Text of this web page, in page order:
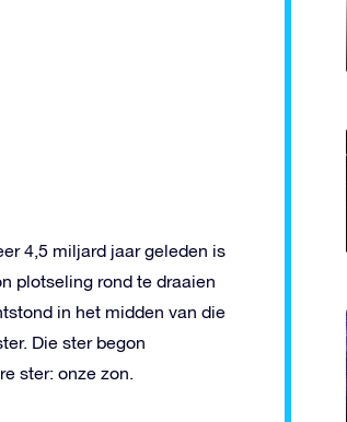
4,5 miljard jaar geleden is
plotseling rond te draaien
in het midden van die
Die ster begon
ster: onze zon.